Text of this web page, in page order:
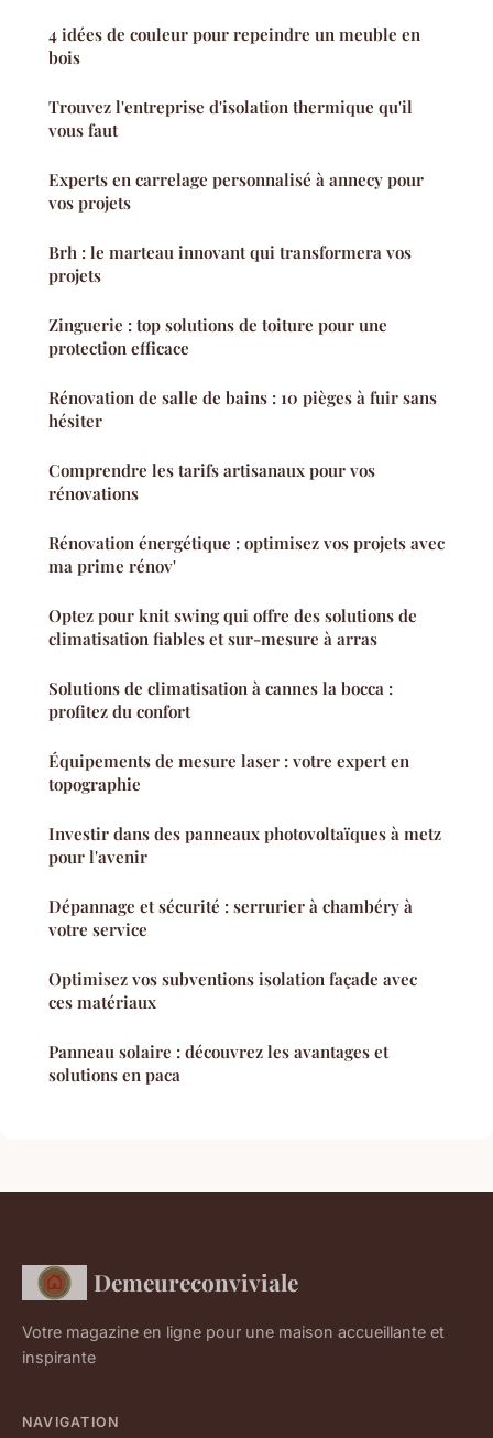
4 idées de couleur pour repeindre un meuble en
bois
Trouvez l'entreprise d'isolation thermique qu'il
vous faut
Experts en carrelage personnalisé à annecy pour
vos projets
Brh : le marteau innovant qui transformera vos
projets
Zinguerie : top solutions de toiture pour une
protection efficace
Rénovation de salle de bains : 10 pièges à fuir sans
hésiter
Comprendre les tarifs artisanaux pour vos
rénovations
Rénovation énergétique : optimisez vos projets avec
ma prime rénov'
Optez pour knit swing qui offre des solutions de
climatisation fiables et sur-mesure à arras
Solutions de climatisation à cannes la bocca :
profitez du confort
Équipements de mesure laser : votre expert en
topographie
Investir dans des panneaux photovoltaïques à metz
pour l'avenir
Dépannage et sécurité : serrurier à chambéry à
votre service
Optimisez vos subventions isolation façade avec
ces matériaux
Panneau solaire : découvrez les avantages et
solutions en paca
Demeureconviviale
Votre magazine en ligne pour une maison accueillante et
inspirante
NAVIGATION